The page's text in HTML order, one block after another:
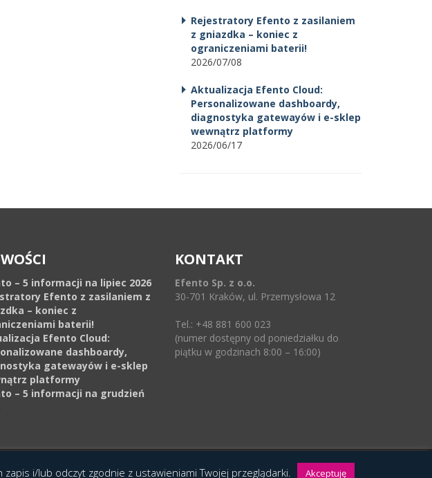
Rejestratory Efento z zasilaniem
z gniazdka – koniec z
ograniczeniami baterii!
2026/07/08
Aktualizacja Efento Cloud:
Personalizowane dashboardy,
diagnostyka gatewayów i e-sklep
wewnątrz platformy
2026/06/17
– 5 informacji na lipiec 2026
Efento z zasilaniem z
– koniec z
baterii!
Efento Cloud:
dashboardy,
gatewayów i e-sklep
platformy
– 5 informacji na grudzień
KONTAKT
Efento Sp. z o.o.
30-701 Kraków, ul. Przemysłowa 12
Tel.: +48 881 600 023
(numer dostępny od poniedziałku do
piątku w godzinach 8:00 – 16:00)
i/lub odczyt zgodnie z ustawieniami Twojej przeglądarki. Akceptuję